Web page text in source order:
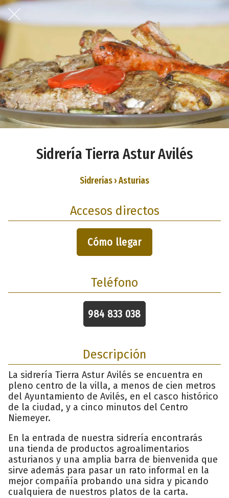
Sidrería Tierra Astur Avilés
Sidrerías › Asturias
Accesos directos
Cómo llegar
Teléfono
984 833 038
Descripción
La sidrería Tierra Astur Avilés se encuentra en
pleno centro de la villa, a menos de cien metros
del Ayuntamiento de Avilés, en el casco histórico
de la ciudad, y a cinco minutos del Centro
Niemeyer.
En la entrada de nuestra sidrería encontrarás
una tienda de productos agroalimentarios
asturianos y una amplia barra de bienvenida que
sirve además para pasar un rato informal en la
mejor compañía probando una sidra y picando
cualquiera de nuestros platos de la carta.